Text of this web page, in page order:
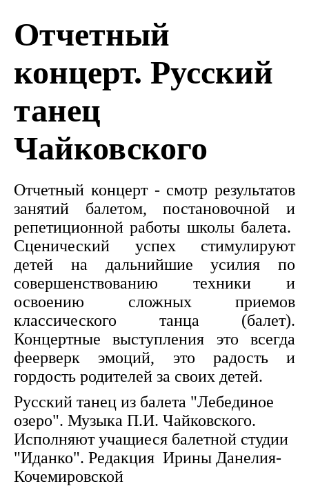
Отчетный
концерт. Русский
танец
Чайковского
Отчетный концерт - смотр результатов
занятий балетом, постановочной и
репетиционной работы школы балета.
Сценический успех стимулируют
детей на дальнийшие усилия по
совершенствованию техники и
освоению сложных приемов
классического танца (балет).
Концертные выступления это всегда
феерверк эмоций, это радость и
гордость родителей за своих детей.
Русский танец из балета "Лебединое
озеро". Музыка П.И. Чайковского.
Исполняют учащиеся балетной студии
"Иданко". Редакция Ирины Данелия-
Кочемировской